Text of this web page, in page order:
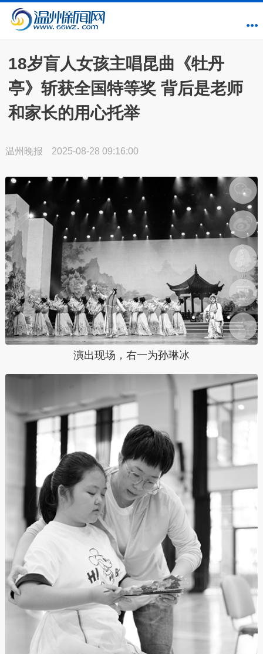
18岁盲人女孩主唱昆曲《牡丹
亭》斩获全国特等奖 背后是老师
和家长的用心托举
温州晚报 2025-08-28 09:16:00
演出现场，右一为孙琳冰